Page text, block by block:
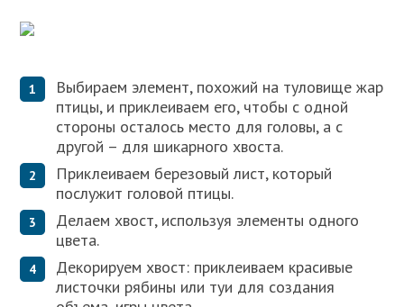
Выбираем элемент, похожий на туловище жар
птицы, и приклеиваем его, чтобы с одной
стороны осталось место для головы, а с
другой – для шикарного хвоста.
Приклеиваем березовый лист, который
послужит головой птицы.
Делаем хвост, используя элементы одного
цвета.
Декорируем хвост: приклеиваем красивые
листочки рябины или туи для создания